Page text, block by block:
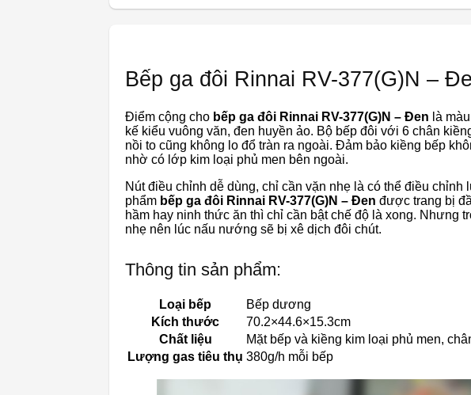
Bếp ga đôi Rinnai RV-377(G)N –
Điểm cộng cho bếp ga đôi Rinnai RV-377(G)N – Đen là
kế kiểu vuông văn, đen huyền ảo. Bộ bếp đôi với 6 chân
nồi to cũng không lo đổ tràn ra ngoài. Đảm bảo kiềng bếp
nhờ có lớp kim loại phủ men bên ngoài.
Nút điều chỉnh dễ dùng, chỉ cần vặn nhẹ là có thể điều
phẩm bếp ga đôi Rinnai RV-377(G)N – Đen được trang bị
hầm hay ninh thức ăn thì chỉ cần bật chế độ là xong. Nhưng
nhẹ nên lúc nấu nướng sẽ bị xê dịch đôi chút.
Thông tin sản phẩm:
Loại bếp
Bếp dương
Kích thước
70.2×44.6×15.3cm
Chất liệu
Mặt bếp và kiềng kim loại phủ men,
Lượng gas tiêu thụ 380g/h mỗi bếp